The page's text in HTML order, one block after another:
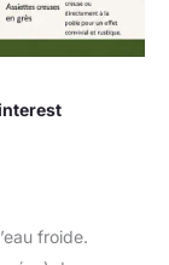
froide.